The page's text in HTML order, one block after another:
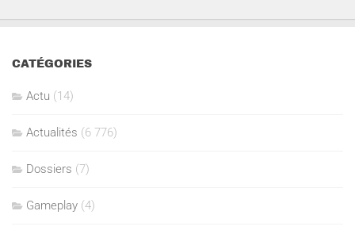
CATÉGORIES
Actu (14)
Actualités (6 776)
Dossiers (7)
Gameplay (4)